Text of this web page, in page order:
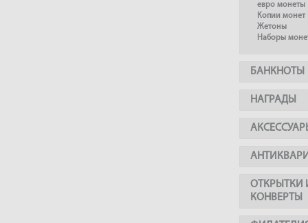
евро монеты
Копии монет
Жетоны
Наборы
БАНКНОТЫ
НАГРАДЫ
ОТКРЫТКИ
КОНВЕРТЫ